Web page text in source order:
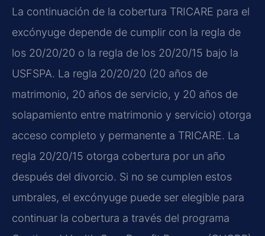
La continuación de la cobertura TRICARE para el
excónyuge depende de cumplir con la regla de
los 20/20/20 o la regla de los 20/20/15 bajo la
USFSPA. La regla 20/20/20 (20 años de
matrimonio, 20 años de servicio, y 20 años de
solapamiento entre matrimonio y servicio) otorga
acceso completo y permanente a TRICARE. La
regla 20/20/15 otorga cobertura por un año
después del divorcio. Si no se cumplen estos
umbrales, el excónyuge puede ser elegible para
continuar la cobertura a través del programa